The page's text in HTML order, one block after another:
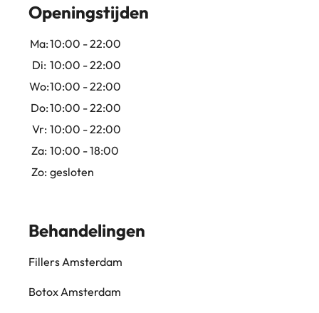
Openingstijden
Ma:10:00 - 22:00
Di: 10:00 - 22:00
Wo:10:00 - 22:00
Do:10:00 - 22:00
Vr: 10:00 - 22:00
Za: 10:00 - 18:00
Zo: gesloten
Behandelingen
Fillers Amsterdam
Botox Amsterdam